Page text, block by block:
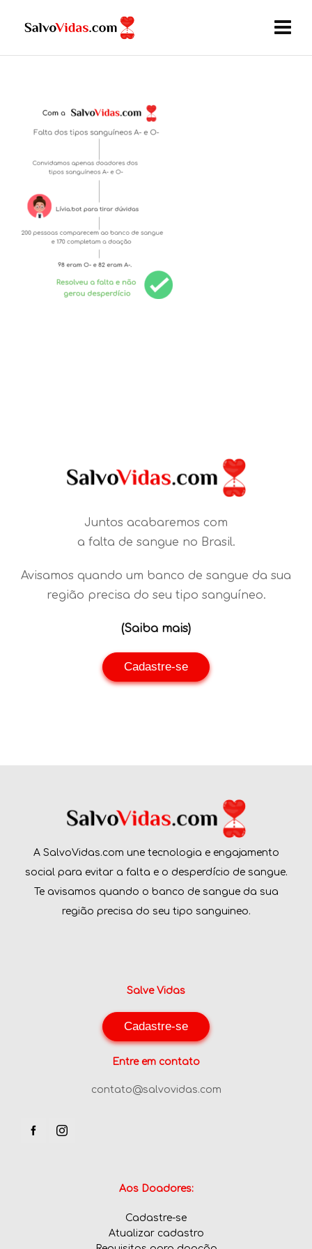
Juntos acabaremos com
a falta de sangue no Brasil.
Avisamos quando um banco de sangue da sua
região precisa do seu tipo sanguíneo.
(Saiba mais)
Cadastre-se
A SalvoVidas.com une tecnologia e engajamento
social para evitar a falta e o desperdício de sangue.
Te avisamos quando o banco de sangue da sua
região precisa do seu tipo sanguineo.
Salve Vidas
Cadastre-se
Entre em contato
contato@salvovidas.com
Aos Doadores:
Cadastre-se
Atualizar cadastro